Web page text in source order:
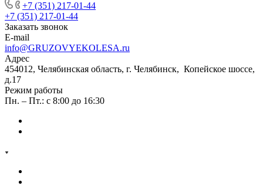
+7 (351) 217-01-44
+7 (351) 217-01-44
Заказать звонок
E-mail
info@GRUZOVYEKOLESA.ru
Адрес
454012, Челябинская область, г. Челябинск, Копейское шоссе,
д.17
Режим работы
Пн. – Пт.: с 8:00 до 16:30